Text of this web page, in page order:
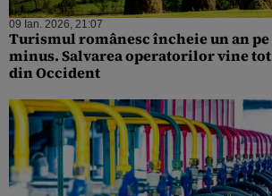
09 Ian. 2026, 21:07
Turismul românesc încheie un an pe
minus. Salvarea operatorilor vine tot
din Occident